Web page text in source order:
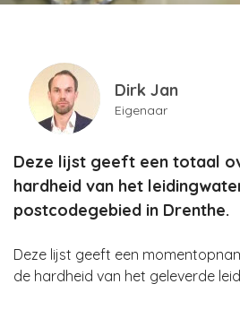
Dirk Jan
Eigenaar
Deze lijst geeft een totaal
hardheid van het
postcodegebied in Drenthe.
Deze lijst geeft een
de hardheid van het geleverde